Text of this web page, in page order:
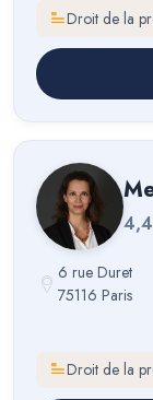
Droit de la
4,4
6 rue Duret
75116 Paris
Droit de la